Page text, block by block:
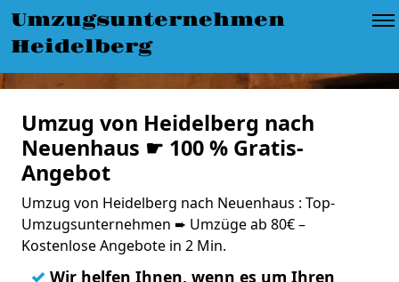
Umzugsunternehmen
Heidelberg
Umzug von Heidelberg nach
Neuenhaus ☛ 100 % Gratis-
Angebot
Umzug von Heidelberg nach Neuenhaus : Top-
Umzugsunternehmen ➨ Umzüge ab 80€ –
Kostenlose Angebote in 2 Min.
✓ Wir helfen Ihnen, wenn es um Ihren